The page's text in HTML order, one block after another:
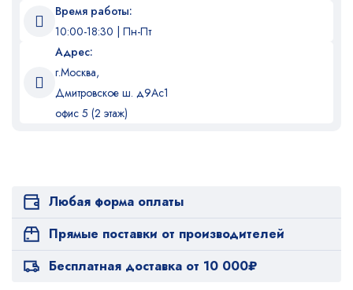
Время работы:
10:00-18:30 | Пн-Пт
Адрес:
г.Москва,
Дмитровское ш. д9Ас1
офис 5 (2 этаж)
Любая форма оплаты
Прямые поставки от производителей
Бесплатная доставка от 10 000₽